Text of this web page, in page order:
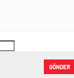
GÖNDER